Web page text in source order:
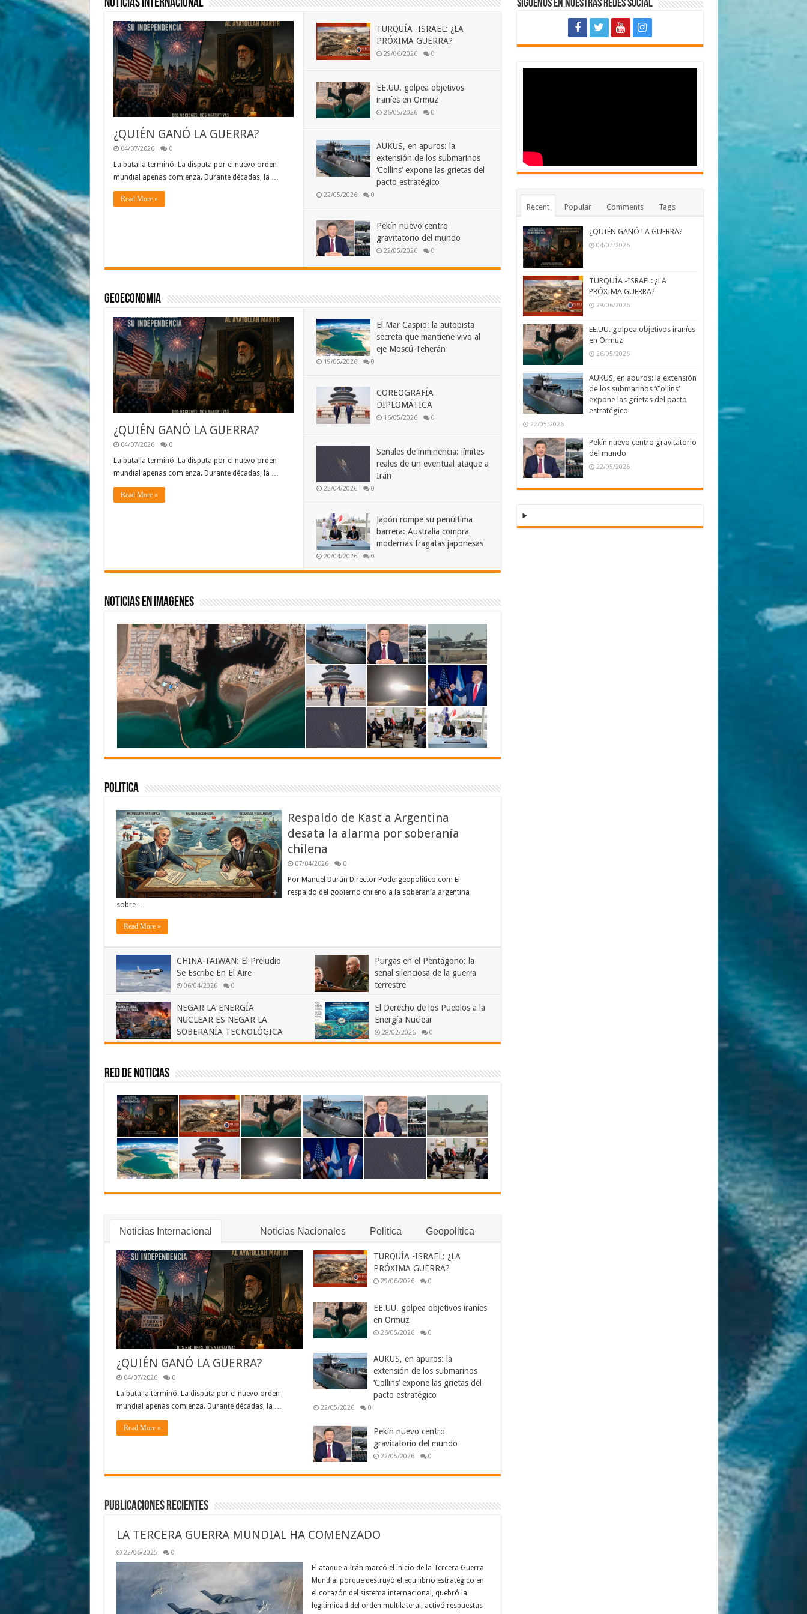
Noticias Internacional
¿QUIÉN GANÓ LA GUERRA?
04/07/2026 0
La batalla terminó. La disputa por el nuevo orden
mundial apenas comienza. Durante décadas, la …
Read More »
TURQUÍA -ISRAEL: ¿LA
PRÓXIMA GUERRA?
29/06/2026 0
EE.UU. golpea objetivos
iraníes en Ormuz
26/05/2026 0
AUKUS, en apuros: la
extensión de los submarinos
‘Collins’ expone las grietas del
pacto estratégico
22/05/2026 0
Pekín nuevo centro
gravitatorio del mundo
22/05/2026 0
Geoeconomia
¿QUIÉN GANÓ LA GUERRA?
04/07/2026 0
La batalla terminó. La disputa por el nuevo orden
mundial apenas comienza. Durante décadas, la …
Read More »
El Mar Caspio: la autopista
secreta que mantiene vivo al
eje Moscú-Teherán
19/05/2026 0
COREOGRAFÍA
DIPLOMÁTICA
16/05/2026 0
Señales de inminencia: límites
reales de un eventual ataque a
Irán
25/04/2026 0
Japón rompe su penúltima
barrera: Australia compra
modernas fragatas japonesas
20/04/2026 0
Noticias en imagenes
Politica
Respaldo de Kast a Argentina
desata la alarma por soberanía
chilena
07/04/2026 0
Por Manuel Durán Director Podergeopolitico.com El
respaldo del gobierno chileno a la soberanía argentina
sobre …
Read More »
CHINA-TAIWAN: El Preludio
Se Escribe En El Aire
06/04/2026 0
Purgas en el Pentágono: la
señal silenciosa de la guerra
terrestre
NEGAR LA ENERGÍA
NUCLEAR ES NEGAR LA
SOBERANÍA TECNOLÓGICA
28/02/2026 0
El Derecho de los Pueblos a la
Energía Nuclear
28/02/2026 0
Red de Noticias
Noticias Internacional Noticias Nacionales Politica Geopolitica
¿QUIÉN GANÓ LA GUERRA?
04/07/2026 0
La batalla terminó. La disputa por el nuevo orden
mundial apenas comienza. Durante décadas, la …
Read More »
TURQUÍA -ISRAEL: ¿LA
PRÓXIMA GUERRA?
29/06/2026 0
EE.UU. golpea objetivos iraníes
en Ormuz
26/05/2026 0
AUKUS, en apuros: la
extensión de los submarinos
‘Collins’ expone las grietas del
pacto estratégico
22/05/2026 0
Pekín nuevo centro
gravitatorio del mundo
22/05/2026 0
Publicaciones Recientes
LA TERCERA GUERRA MUNDIAL HA COMENZADO
22/06/2025 0
El ataque a Irán marcó el inicio de la Tercera Guerra
Mundial porque destruyó el equilibrio estratégico en
el corazón del sistema internacional, quebró la
legitimidad del orden multilateral, activó respuestas
Siguenos en Nuestras Redes Social
Recent Popular Comments Tags
¿QUIÉN GANÓ LA GUERRA?
04/07/2026
TURQUÍA -ISRAEL: ¿LA
PRÓXIMA GUERRA?
29/06/2026
EE.UU. golpea objetivos iraníes
en Ormuz
26/05/2026
AUKUS, en apuros: la extensión
de los submarinos ‘Collins’
expone las grietas del pacto
estratégico
22/05/2026
Pekín nuevo centro gravitatorio
del mundo
22/05/2026